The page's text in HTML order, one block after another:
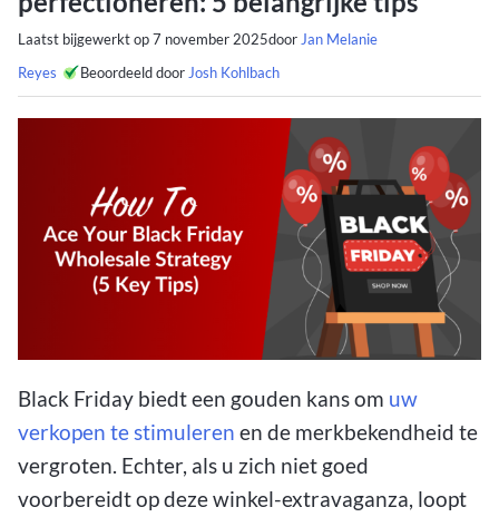
Laatst bijgewerkt op7 november 2025door Jan Melanie
Reyes
Beoordeeld door Josh Kohlbach
Black Friday biedt een gouden kans om uw
verkopen te stimuleren en de merkbekendheid te
vergroten. Echter, als u zich niet goed
voorbereidt op deze winkel-extravaganza, loopt